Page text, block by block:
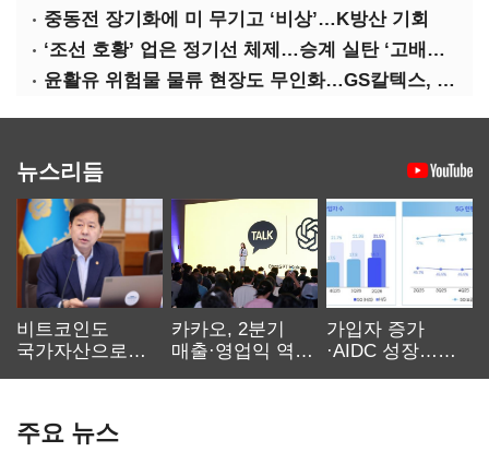
중동전 장기화에 미 무기고 ‘비상’…K방산 기회
‘조선 호황’ 업은 정기선 체제…승계 실탄 ‘고배당’ 주목
윤활유 위험물 물류 현장도 무인화…GS칼텍스, 디지털 전환 가속
뉴스리듬
비트코인도
국가자산으로…'
카카오, 2분기
매출·영업익 역대
가입자 증가
·AIDC 성장…
주요 뉴스